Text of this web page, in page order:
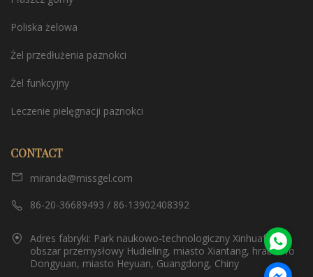
Poliska żelowa
Żel przedłużenia paznokci
Żel funkcyjny
Leczenie pielęgnacji paznokci
CONTACT
miranda@missgel.com
86-20-36689493 / 86-13902408392
Adres fabryki: Park naukowo-technologiczny Xinhuafeng,
obszar przemysłowy Hudieling, miasto Xiantang, hrabstwo
Dongyuan, miasto Heyuan, Guangdong, Chiny